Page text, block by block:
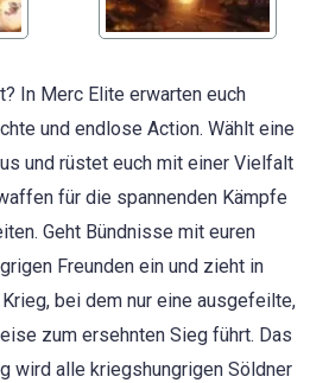
In Merc Elite erwarten euch
und endlose Action. Wählt eine
und rüstet euch mit einer Vielfalt
für die spannenden Kämpfe
Geht Bündnisse mit euren
Freunden ein und zieht in
bei dem nur eine ausgefeilte,
zum ersehnten Sieg führt. Das
wird alle kriegshungrigen Söldner